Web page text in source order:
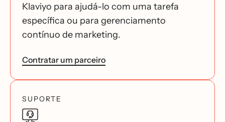
Klaviyo para ajudá-lo com uma tarefa
específica ou para gerenciamento
contínuo de marketing.
Contratar um parceiro
SUPORTE